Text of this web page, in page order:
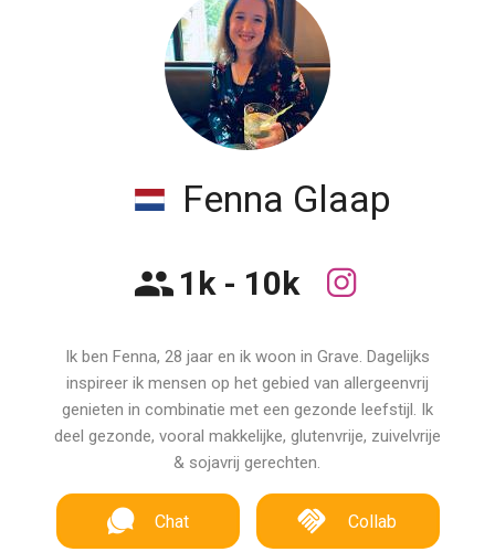
Fenna Glaap
1k - 10k
Ik ben Fenna, 28 jaar en ik woon in Grave. Dagelijks
inspireer ik mensen op het gebied van allergeenvrij
genieten in combinatie met een gezonde leefstijl. Ik
deel gezonde, vooral makkelijke, glutenvrije, zuivelvrije
& sojavrij gerechten.
Chat Collab